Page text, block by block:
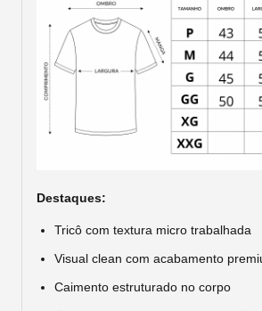
Destaques:
Tricô com textura micro trabalhada
Visual clean com acabamento
Caimento estruturado no corpo